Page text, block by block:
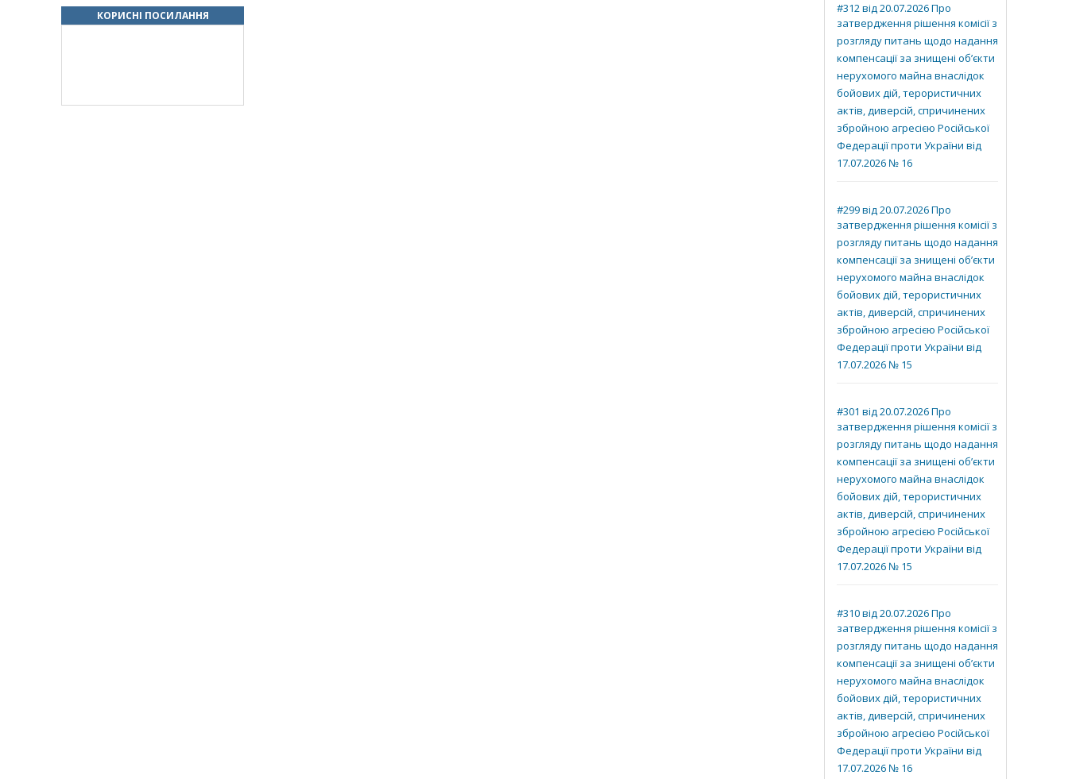
КОРИСНІ ПОСИЛАННЯ
#312 від 20.07.2026 Про
затвердження рішення комісії з
розгляду питань щодо надання
компенсації за знищені об’єкти
нерухомого майна внаслідок
бойових дій, терористичних
актів, диверсій, спричинених
збройною агресією Російської
Федерації проти України від
17.07.2026 № 16
#299 від 20.07.2026 Про
затвердження рішення комісії з
розгляду питань щодо надання
компенсації за знищені об’єкти
нерухомого майна внаслідок
бойових дій, терористичних
актів, диверсій, спричинених
збройною агресією Російської
Федерації проти України від
17.07.2026 № 15
#301 від 20.07.2026 Про
затвердження рішення комісії з
розгляду питань щодо надання
компенсації за знищені об’єкти
нерухомого майна внаслідок
бойових дій, терористичних
актів, диверсій, спричинених
збройною агресією Російської
Федерації проти України від
17.07.2026 № 15
#310 від 20.07.2026 Про
затвердження рішення комісії з
розгляду питань щодо надання
компенсації за знищені об’єкти
нерухомого майна внаслідок
бойових дій, терористичних
актів, диверсій, спричинених
збройною агресією Російської
Федерації проти України від
17.07.2026 № 16